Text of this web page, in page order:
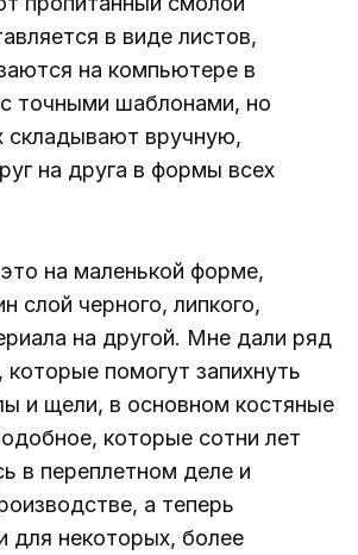
в виде листов,
на компьютере в
точными шаблонами, но
складывают вручную,
на друга в формы всех
на маленькой форме,
слой черного, липкого,
на другой. Мне дали ряд
которые помогут запихнуть
и щели, в основном костяные
которые сотни лет
в переплетном деле и
а теперь
для некоторых, более